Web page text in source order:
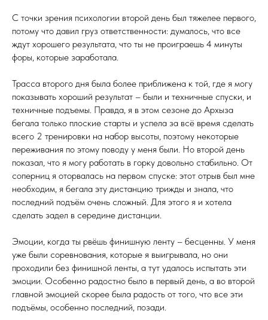
С точки зрения психологии второй день был тяжелее первого,
потому что давил груз ответственности: думалось, что все
ждут хорошего результата, что ты не проиграешь 4 минуты
форы, которые заработала.
Трасса второго дня была более приближена к той, где я могу
показывать хороший результат – были и техничные спуски, и
техничные подъемы. Правда, я в этом сезоне до Архыза
бегала только плоские старты и успела за всё время сделать
всего 2 тренировки на набор высоты, поэтому некоторые
переживания по этому поводу у меня были. Но второй день
показал, что я могу работать в горку довольно стабильно. От
соперниц я оторвалась на первом спуске: этот отрыв был мне
необходим, я бегала эту дистанцию трижды и знала, что
последний подъём очень сложный. Для этого я и хотела
сделать задел в середине дистанции.
Эмоции, когда ты рвёшь финишную ленту – бесценны. У меня
уже были соревнования, которые я выигрывала, но они
проходили без финишной ленты, а тут удалось испытать эти
эмоции. Особенно радостно было в первый день, а во второй
главной эмоцией скорее была радость от того, что все эти
подъёмы, особенно последний, позади.